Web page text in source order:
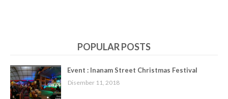
POPULAR POSTS
Event : Inanam Street Christmas Festival
Disember 11, 2018